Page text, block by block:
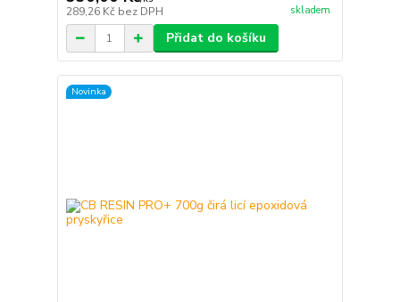
289,26 Kč bez DPH skladem
Přidat do košíku
Novinka